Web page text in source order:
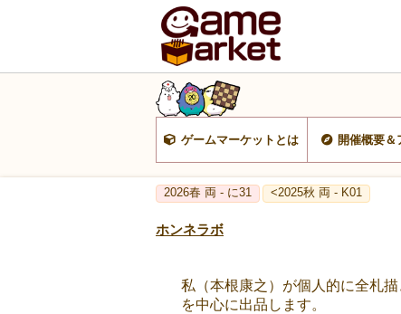
ゲームマーケットとは 開催概要＆
2026春 両 - に31 <2025秋 両 - K01
ホンネラボ
私（本根康之）が個人的に全札
を中心に出品します。